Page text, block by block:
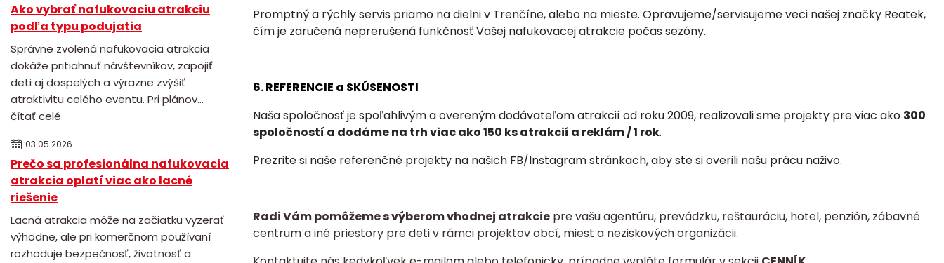
Ako vybrať nafukovaciu atrakciu
podľa typu podujatia
Správne zvolená nafukovacia atrakcia
dokáže pritiahnuť návštevníkov, zapojiť
deti aj dospelých a výrazne zvýšiť
atraktivitu celého eventu. Pri plánov...
čítať celé
03.05.2026
Prečo sa profesionálna nafukovacia
atrakcia oplatí viac ako lacné
riešenie
Lacná atrakcia môže na začiatku vyzerať
výhodne, ale pri komerčnom používaní
rozhoduje bezpečnosť, životnosť a
Promptný a rýchly servis priamo na dielni v Trenčíne, alebo na mieste. Opravujeme/servisujeme veci našej značky Reatek,
čím je zaručená neprerušená funkčnosť Vašej nafukovacej atrakcie počas sezóny..
6. REFERENCIE a SKÚSENOSTI
Naša spoločnosť je spoľahlivým a overeným dodávateľom atrakcií od roku 2009, realizovalisme projekty pre viac ako 300
spoločností a dodáme na trh viac ako 150 ks atrakcií a reklám / 1 rok.
Prezrite si naše referenčné projekty na našich FB/Instagram stránkach, aby ste si overili našu prácu naživo.
Radi Vám pomôžeme s výberom vhodnej atrakciepre vašu agentúru, prevádzku, reštauráciu, hotel, penzión, zábavné
centrum a iné priestory pre deti v rámci projektov obcí, miest a neziskových organizácii.